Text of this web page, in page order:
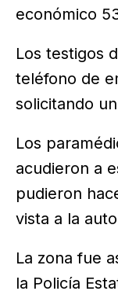
económico
Los testigos
teléfono de
solicitando
Los
acudieron a
pudieron
vista a la
La zona fue
la Policía